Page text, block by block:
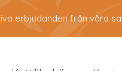
erbjudanden från våra